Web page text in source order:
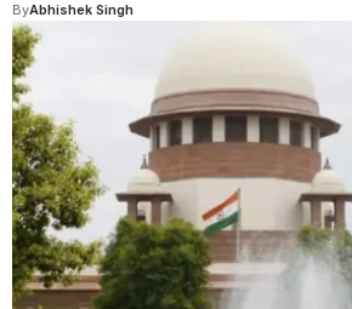
ByAbhishek Singh